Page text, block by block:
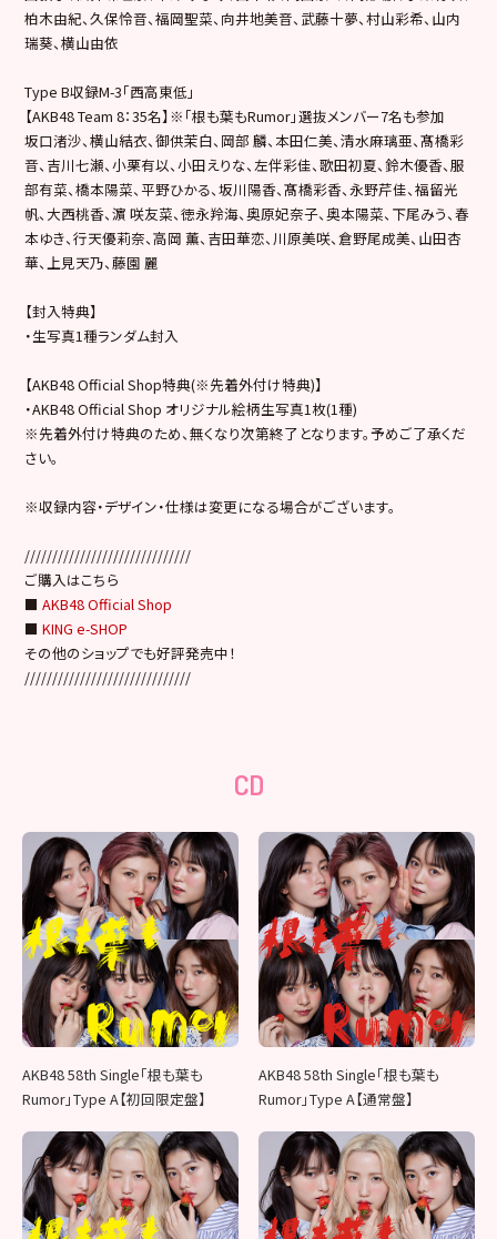
柏木由紀、久保怜音、福岡聖菜、向井地美音、武藤十夢、村山彩希、山内
瑞葵、横山由依
Type B収録M-3「西高東低」
【AKB48 Team 8：35名】※「根も葉もRumor」選抜メンバー7名も参加
坂口渚沙、横山結衣、御供茉白、岡部 麟、本田仁美、清水麻璃亜、髙橋彩
音、吉川七瀬、小栗有以、小田えりな、左伴彩佳、歌田初夏、鈴木優香、服
部有菜、橋本陽菜、平野ひかる、坂川陽香、髙橋彩香、永野芹佳、福留光
帆、大西桃香、濵 咲友菜、徳永羚海、奥原妃奈子、奥本陽菜、下尾みう、春
本ゆき、行天優莉奈、高岡 薫、吉田華恋、川原美咲、倉野尾成美、山田杏
華、上見天乃、藤園 麗
【封入特典】
・生写真1種ランダム封入
【AKB48 Official Shop特典(※先着外付け特典)】
・AKB48 Official Shop オリジナル絵柄生写真1枚(1種)
※先着外付け特典のため、無くなり次第終了となります。予めご了承くだ
さい。
※収録内容・デザイン・仕様は変更になる場合がございます。
//////////////////////////////
ご購入はこちら
■AKB48 Official Shop
■KING e-SHOP
その他のショップでも好評発売中！
//////////////////////////////
CD
AKB48 58th Single「根も葉も
Rumor」Type A【初回限定盤】
AKB48 58th Single「根も葉も
Rumor」Type A【通常盤】